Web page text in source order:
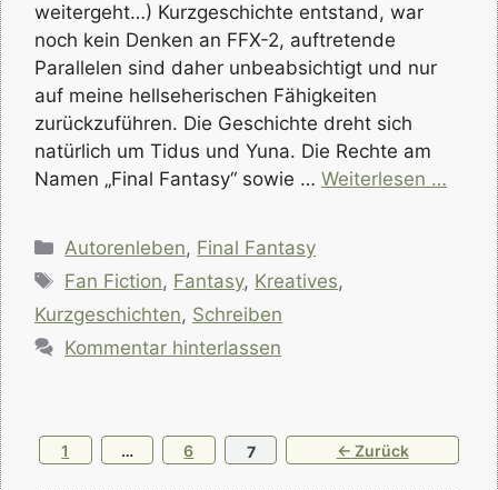
weitergeht…) Kurzgeschichte entstand, war
noch kein Denken an FFX-2, auftretende
Parallelen sind daher unbeabsichtigt und nur
auf meine hellseherischen Fähigkeiten
zurückzuführen. Die Geschichte dreht sich
natürlich um Tidus und Yuna. Die Rechte am
Namen „Final Fantasy“ sowie … Weiterlesen …
Kategorien
Autorenleben, Final Fantasy
Schlagwörter
Fan Fiction, Fantasy, Kreatives,
Kurzgeschichten, Schreiben
Kommentar hinterlassen
← Zurück
Seite
1 … Seite
6 Seite
7